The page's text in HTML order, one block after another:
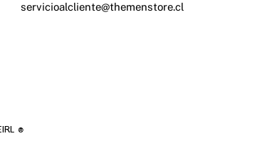
servicioalcliente@themenstore.cl
®